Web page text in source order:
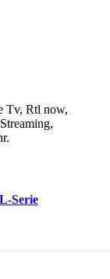
Tv, Rtl now,
Serie